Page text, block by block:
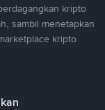
kripto
sambil menetapkan
kripto